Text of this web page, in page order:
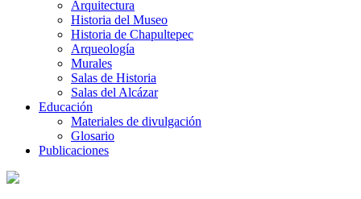
Arquitectura
Historia del Museo
Historia de Chapultepec
Arqueología
Murales
Salas de Historia
Salas del Alcázar
Educación
Materiales de divulgación
Glosario
Publicaciones